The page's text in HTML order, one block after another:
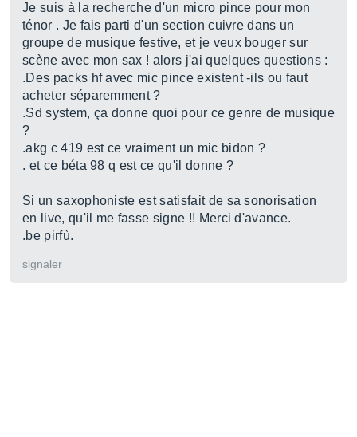
Je suis à la recherche d'un micro pince pour mon
ténor . Je fais parti d'un section cuivre dans un
groupe de musique festive, et je veux bouger sur
scène avec mon sax ! alors j'ai quelques questions :
.Des packs hf avec mic pince existent -ils ou faut
acheter séparemment ?
.Sd system, ça donne quoi pour ce genre de musique
?
.akg c 419 est ce vraiment un mic bidon ?
. et ce béta 98 q est ce qu'il donne ?
Si un saxophoniste est satisfait de sa sonorisation
en live, qu'il me fasse signe !! Merci d'avance.
.be pirfù.
signaler